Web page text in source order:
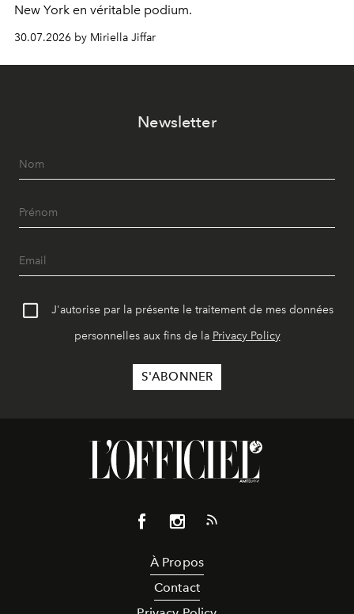
New York en véritable podium.
30.07.2026 by Miriella Jiffar
Newsletter
J'autorise par la présente le traitement de mes données
personnelles aux fins de la Privacy Policy
À Propos
Contact